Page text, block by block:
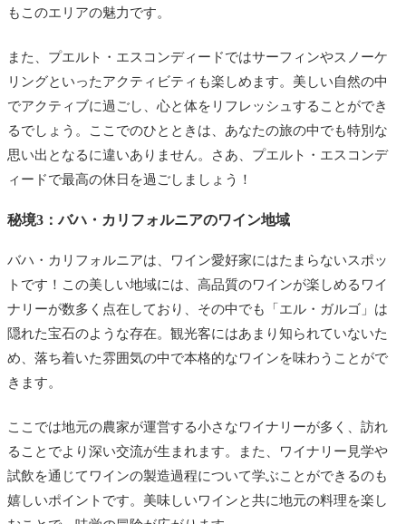
もこのエリアの魅力です。
また、プエルト・エスコンディードではサーフィンやスノーケ
リングといったアクティビティも楽しめます。美しい自然の中
でアクティブに過ごし、心と体をリフレッシュすることができ
るでしょう。ここでのひとときは、あなたの旅の中でも特別な
思い出となるに違いありません。さあ、プエルト・エスコンデ
ィードで最高の休日を過ごしましょう！
秘境3：バハ・カリフォルニアのワイン地域
バハ・カリフォルニアは、ワイン愛好家にはたまらないスポッ
トです！この美しい地域には、高品質のワインが楽しめるワイ
ナリーが数多く点在しており、その中でも「エル・ガルゴ」は
隠れた宝石のような存在。観光客にはあまり知られていないた
め、落ち着いた雰囲気の中で本格的なワインを味わうことがで
きます。
ここでは地元の農家が運営する小さなワイナリーが多く、訪れ
ることでより深い交流が生まれます。また、ワイナリー見学や
試飲を通じてワインの製造過程について学ぶことができるのも
嬉しいポイントです。美味しいワインと共に地元の料理を楽し